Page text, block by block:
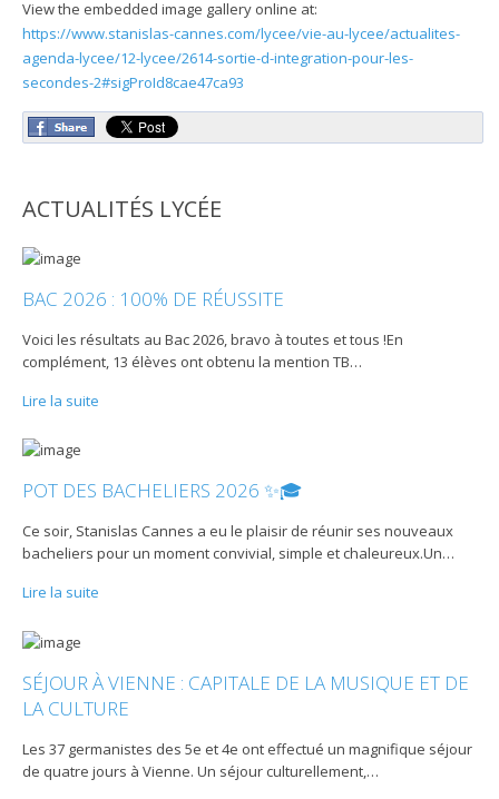
View the embedded image gallery online at:
https://www.stanislas-cannes.com/lycee/vie-au-lycee/actualites-
agenda-lycee/12-lycee/2614-sortie-d-integration-pour-les-
secondes-2#sigProId8cae47ca93
ACTUALITÉS LYCÉE
BAC 2026 : 100% DE RÉUSSITE
Voici les résultats au Bac 2026, bravo à toutes et tous !En
complément, 13 élèves ont obtenu la mention TB…
Lire la suite
POT DES BACHELIERS 2026 ✨🎓
Ce soir, Stanislas Cannes a eu le plaisir de réunir ses nouveaux
bacheliers pour un moment convivial, simple et chaleureux.Un…
Lire la suite
SÉJOUR À VIENNE : CAPITALE DE LA MUSIQUE ET DE
LA CULTURE
Les 37 germanistes des 5e et 4e ont effectué un magnifique séjour
de quatre jours à Vienne. Un séjour culturellement,…